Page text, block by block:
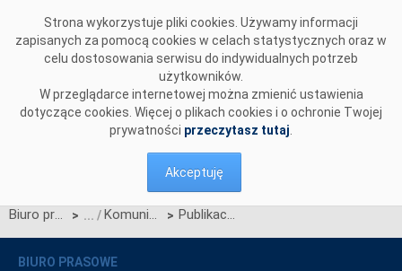
Strona wykorzystuje pliki cookies. Używamy informacji
zapisanych za pomocą cookies w celach statystycznych oraz w
celu dostosowania serwisu do indywidualnych potrzeb
użytkowników.
W przeglądarce internetowej można zmienić ustawienia
dotyczące cookies. Więcej o plikach cookies i o ochronie Twojej
prywatności przeczytasz tutaj
Akceptuję
Biuro prasowe > Komunikaty OSP > Publikacja Standardów wymiany danych strukturalnych i planistycznych wer. 3.0
BIURO PRASOWE